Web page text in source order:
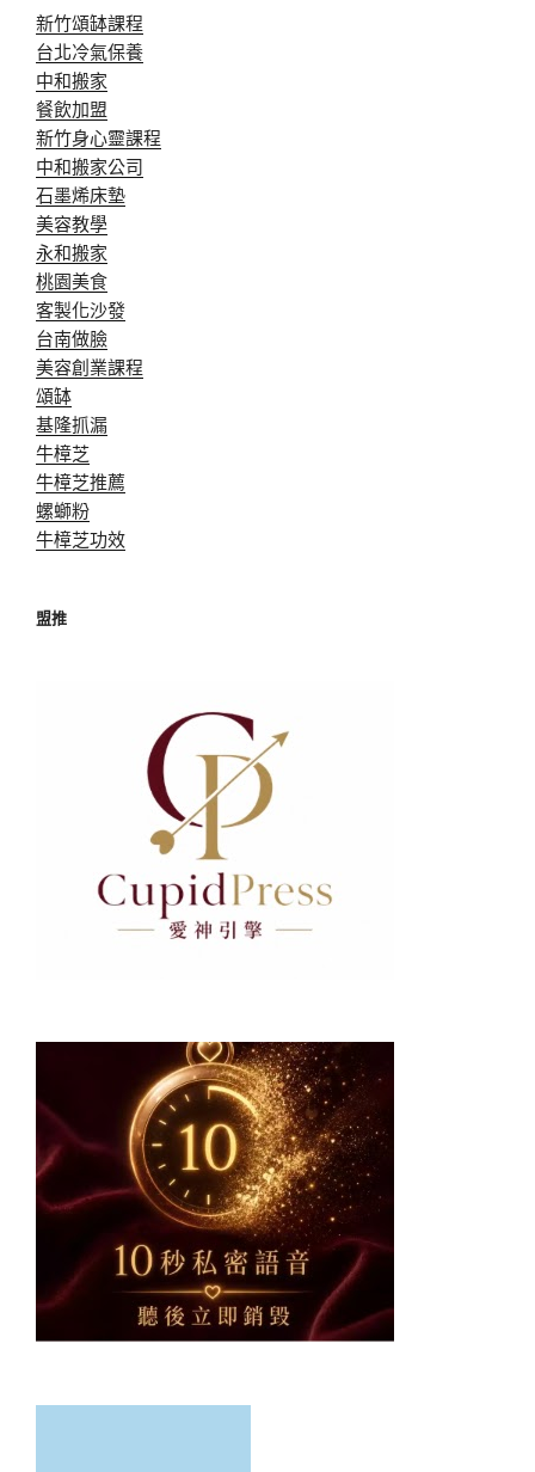
新竹頌缽課程
台北冷氣保養
中和搬家
餐飲加盟
新竹身心靈課程
中和搬家公司
石墨烯床墊
美容教學
永和搬家
桃園美食
客製化沙發
台南做臉
美容創業課程
頌缽
基隆抓漏
牛樟芝
牛樟芝推薦
螺螄粉
牛樟芝功效
盟推